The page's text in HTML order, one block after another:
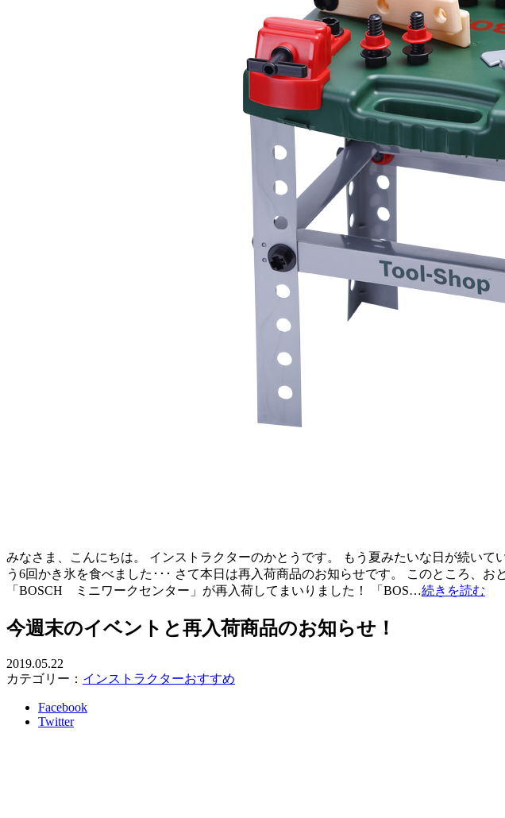
みなさま、こんにちは。 インストラクターのかとうです。 もう夏みたいな日が続い
う6回かき氷を食べました･･･ さて本日は再入荷商品のお知らせです。 このところ、
「BOSCH ミニワークセンター」が再入荷してまいりました！ 「BOS…続きを読む
今週末のイベントと再入荷商品のお知らせ！
2019.05.22
カテゴリー： インストラクターおすすめ
Facebook
Twitter